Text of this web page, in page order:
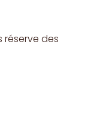
réserve des